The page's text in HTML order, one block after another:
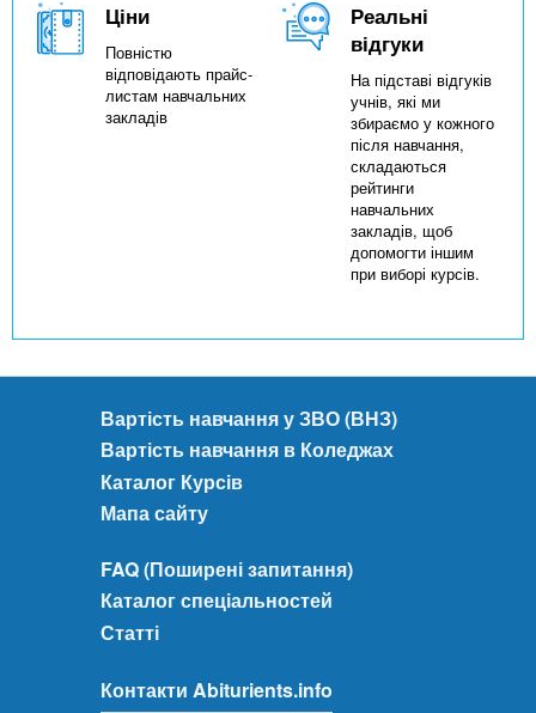
Ціни
Повністю
відповідають прайс-
листам навчальних
закладів
Реальні
відгуки
На підставі відгуків
учнів, які ми
збираємо у кожного
після навчання,
складаються
рейтинги
навчальних
закладів, щоб
допомогти іншим
при виборі курсів.
Вартість навчання у ЗВО (ВНЗ)
Вартість навчання в Коледжах
Каталог Курсів
Мапа сайту
FAQ (Поширені запитання)
Каталог спеціальностей
Статті
Контакти Abiturients.info